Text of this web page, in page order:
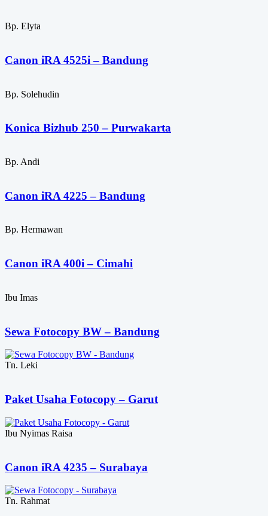
Bp. Elyta
Canon iRA 4525i – Bandung
Bp. Solehudin
Konica Bizhub 250 – Purwakarta
Bp. Andi
Canon iRA 4225 – Bandung
Bp. Hermawan
Canon iRA 400i – Cimahi
Ibu Imas
Sewa Fotocopy BW – Bandung
Tn. Leki
Paket Usaha Fotocopy – Garut
Ibu Nyimas Raisa
Canon iRA 4235 – Surabaya
Tn. Rahmat